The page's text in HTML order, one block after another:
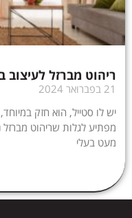
ריהוט מברזל לעיצוב
21 בפברואר 2024
יש לו סטייל, הוא חזק
מפתיע לגלות שריהוט
מעט בעלי